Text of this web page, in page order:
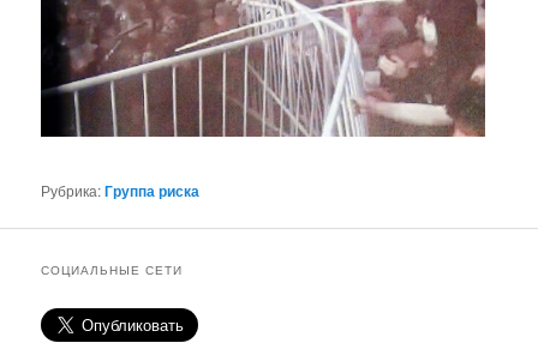
Рубрика:Группа риска
СОЦИАЛЬНЫЕ СЕТИ